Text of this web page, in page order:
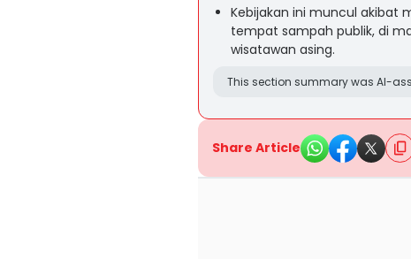
Kebijakan ini muncul akibat
tempat sampah publik, di
wisatawan asing.
This section summary was AI-
Share Article